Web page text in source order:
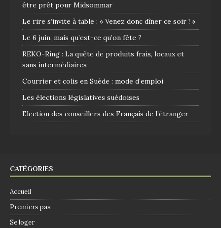
être prêt pour Midsommar
Le rire s’invite à table : « Venez donc dîner ce soir ! »
Le 6 juin, mais qu’est-ce qu’on fête ?
REKO-Ring : La quête de produits frais, locaux et
sans intermédiaires
Courrier et colis en Suède : mode d’emploi
Les élections législatives suédoises
Election des conseillers des Français de l’étranger
CATÉGORIES
Accueil
Premiers pas
Se loger